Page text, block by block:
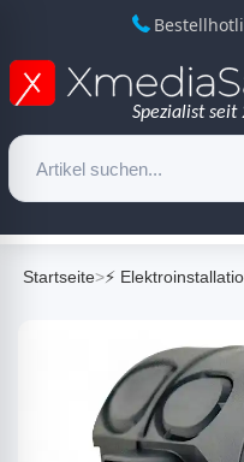
Startseite>⚡